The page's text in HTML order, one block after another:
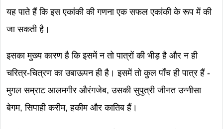
यह पाते हैं कि इस एकांकी की गणना एक सफल एकांकी के रूप में की
जा सकती है।
इसका मुख्य कारण है कि इसमें न तो पात्रों की भीड़ है और न ही
चरित्र-चित्रण का उबाऊपन ही है। इसमें तो कुल पाँच ही पात्र हैं -
मुगल सम्राट आलमगीर औरंगजेब, उसकी सुपुत्री जीनत उन्नीसा
बेगम, सिपाही करीम, हकीम और कातिब हैं।